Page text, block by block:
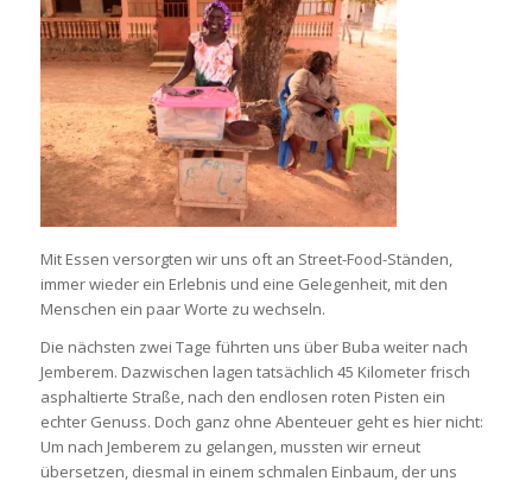
Mit Essen versorgten wir uns oft an Street-Food-Ständen,
immer wieder ein Erlebnis und eine Gelegenheit, mit den
Menschen ein paar Worte zu wechseln.
Die nächsten zwei Tage führten uns über Buba weiter nach
Jemberem. Dazwischen lagen tatsächlich 45 Kilometer frisch
asphaltierte Straße, nach den endlosen roten Pisten ein
echter Genuss. Doch ganz ohne Abenteuer geht es hier nicht:
Um nach Jemberem zu gelangen, mussten wir erneut
übersetzen, diesmal in einem schmalen Einbaum, der uns